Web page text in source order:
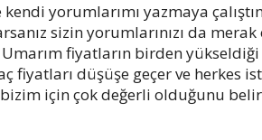
yorumlarımı yazmaya
sizin yorumlarınızı da
fiyatların birden
fiyatları düşüşe geçer ve herkes
bizim için çok değerli olduğunu